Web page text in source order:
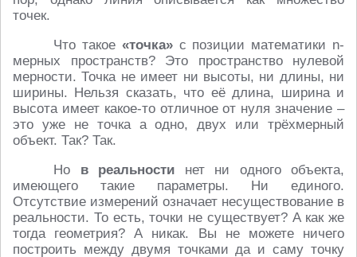
точек.
Что такое «точка»с позиции математики n-
мерных пространств? Это пространство нулевой
мерности. Точка не имеет ни высоты, ни длины, ни
ширины. Нельзя сказать, что её длина, ширина и
высота имеет какое-то отличное от нуля значение –
это уже не точка а одно, двух или трёхмерный
объект. Так? Так.
Но в реальности нет ни одного объекта,
имеющего такие параметры. Ни единого.
Отсутствие измерений означает несуществование в
реальности. То есть, точки не существует? А как же
тогда геометрия? А никак. Вы не можете ничего
построить между двумя точками да и саму точку